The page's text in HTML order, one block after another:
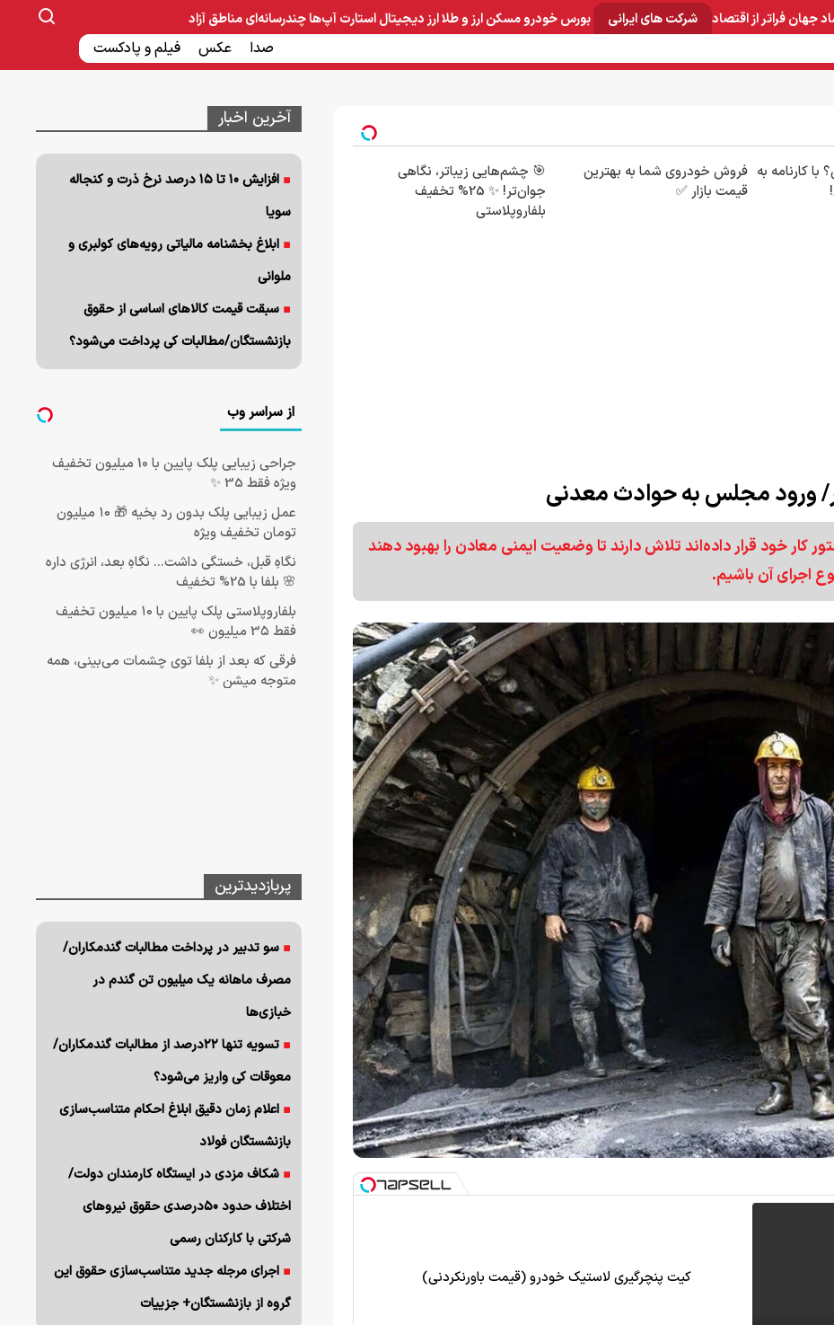
جهانفراتر از اقتصاد شرکت های ایرانی
صنایع غذایی و دارویی ساخت و ساز بانک و بیمه
بورسخودرومسکنارز و طلاارز دیجیتالاستارت آپ‌هاچندرسانه‌ای
صدا عکس فیلم و پادکست
مناطق آزاد
کارنامه به فروش خودروی شما به بهترین
قیمت بازار ✅
🎯 چشم‌هایی زیباتر، نگاهی
جوان‌تر! ✨ 25% تخفیف
بلفاروپلاستی
ورود مجلس به حوادث معدنی
خود قرار داده‌اند تلاش دارند تا وضعیت ایمنی معادن را بهبود دهند
اجرای آن باشیم.
کیت پنچرگیری لاستیک خودرو (قیمت باورنکردنی)
آخرین اخبار
افزایش ۱۰ تا ۱۵ درصد نرخ ذرت و کنجاله
سویا
ابلاغ بخشنامه مالیاتی رویه‌های کولبری و
ملوانی
سبقت قیمت کالاهای اساسی از حقوق
بازنشستگان/مطالبات کی پرداخت می‌شود؟
از سراسر وب
جراحی زیبایی پلک پایین با 10 میلیون تخفیف
ویژه فقط 35 ✨
عمل زیبایی پلک بدون رد بخیه 🎁 ۱۰ میلیون
تومان تخفیف ویژه
نگاهِ قبل، خستگی داشت... نگاهِ بعد، انرژی داره
🌸 بلفا با 25% تخفیف
بلفاروپلاستی پلک پایین با ۱۰ میلیون تخفیف
فقط 3۵ میلیون 👀
فرقی که بعد از بلفا توی چشمات می‌بینی، همه
متوجه میشن ✨
پربازدیدترین
سو تدبیر در پرداخت مطالبات گندمکاران/
مصرف ماهانه یک میلیون تن گندم در
خبازی‌ها
تسویه تنها ۲۲درصد از مطالبات گندمکاران/
معوقات کی واریز می‌شود؟
اعلام زمان دقیق ابلاغ احکام متناسب‌سازی
بازنشستگان فولاد
شکاف مزدی در ایستگاه کارمندان دولت/
اختلاف حدود ۵۰درصدی حقوق نیروهای
شرکتی با کارکنان رسمی
اجرای مرجله جدید متناسب‌سازی حقوق این
گروه از بازنشستگان+ جزییات